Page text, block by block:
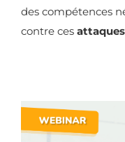
des compétences
contre ces attaques